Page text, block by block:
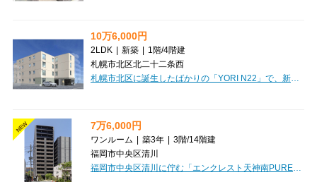
10万6,000円
2LDK | 新築 | 1階/4階建
札幌市北区北二十二条西
NEW 7万6,000円
ワンルーム | 築3年 | 3階/14階建
福岡市中央区清川